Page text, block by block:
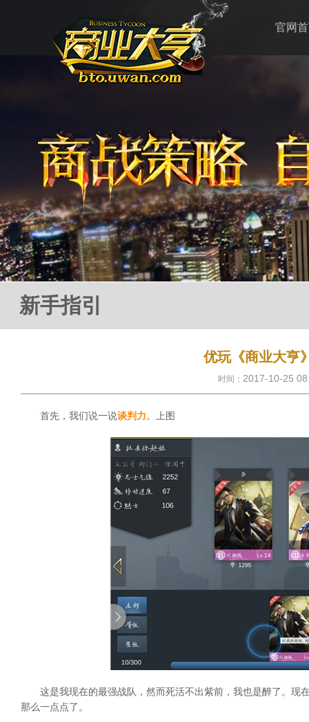
官网
新手指引
优玩《商业大亨
时间： 2017-10-25
首先，我们说一说谈判力。上图
这是我现在的最强战队，然而死活不出紫前，我也是醉了。
那么一点点了。